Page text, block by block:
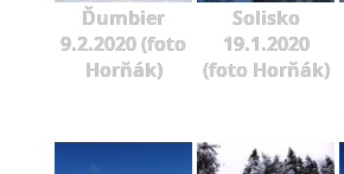
Ďumbier
9.2.2020 (foto
Horňák)
Solisko
19.1.2020
(foto Horňák)